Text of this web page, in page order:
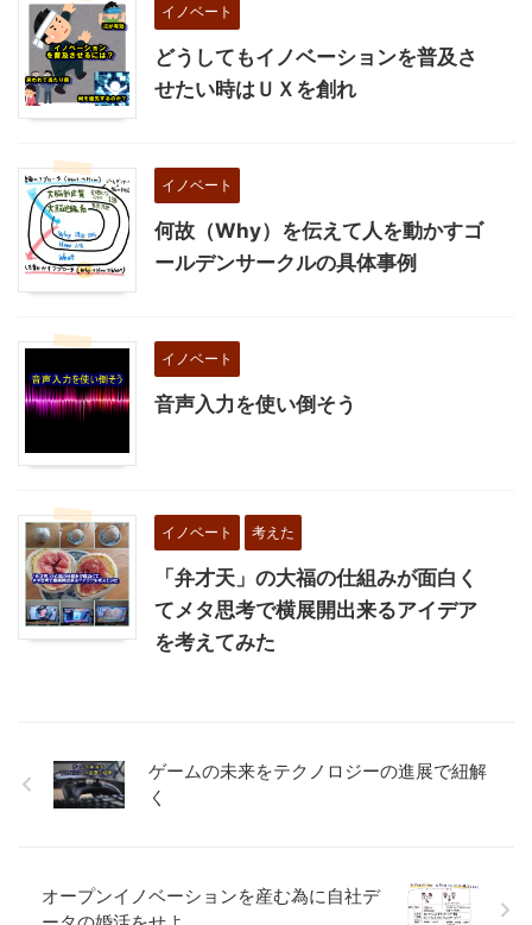
イノベート
どうしてもイノベーションを普及さ
せたい時はＵＸを創れ
イノベート
何故（Why）を伝えて人を動かすゴ
ールデンサークルの具体事例
イノベート
音声入力を使い倒そう
イノベート 考えた
「弁才天」の大福の仕組みが面白く
てメタ思考で横展開出来るアイデア
を考えてみた
ゲームの未来をテクノロジーの進展で紐解
く
オープンイノベーションを産む為に自社デ